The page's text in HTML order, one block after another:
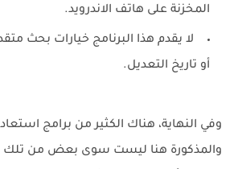
المخزنة على هاتف الاندرويد.
لا يقدم هذا البرنامج خيارات بحث
أو تاريخ التعديل.
وفي النهاية، هناك الكثير من برامج
والمذكورة هنا ليست سوى بعض من تلك